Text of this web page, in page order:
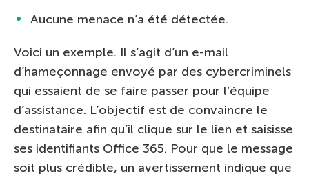
Aucune menace n’a été détectée.
Voici un exemple. Il s’agit d’un e-mail
d’hameçonnage envoyé par des cybercriminels
qui essaient de se faire passer pour l’équipe
d’assistance. L’objectif est de convaincre le
destinataire afin qu’il clique sur le lien et saisisse
ses identifiants Office 365. Pour que le message
soit plus crédible, un avertissement indique que